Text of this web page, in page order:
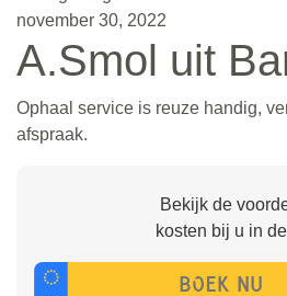
november 30, 2022
A.Smol uit
Ophaal service is reuze handig,
afspraak.
Bekijk de
kosten bij u in